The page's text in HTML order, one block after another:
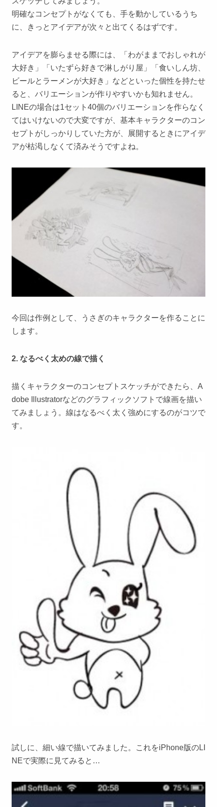
明確なコンセプトがなくても、手を動かしているうち
に、きっとアイデアが次々と出てくるはずです。
アイデアを膨らませる際には、「わがままでおしゃれが
大好き」「いたずら好きで淋しがり屋」「食いしん坊、
ビールとラーメンが大好き」などといった個性を持たせ
ると、バリエーションが作りやすいかも知れません。
LINEの場合は1セット40個のバリエーションを作らなく
てはいけないので大変ですが、基本キャラクターのコン
セプトがしっかりしていた方が、展開するときにアイデ
アが枯渇しなくて済みそうですよね。
今回は作例として、うさぎのキャラクターを作ることに
します。
2. なるべく太めの線で描く
描くキャラクターのコンセプトスケッチができたら、A
dobe Illustratorなどのグラフィックソフトで線画を描い
てみましょう。線はなるべく太く強めにするのがコツで
す。
試しに、細い線で描いてみました。これをiPhone版のLI
NEで実際に見てみると…